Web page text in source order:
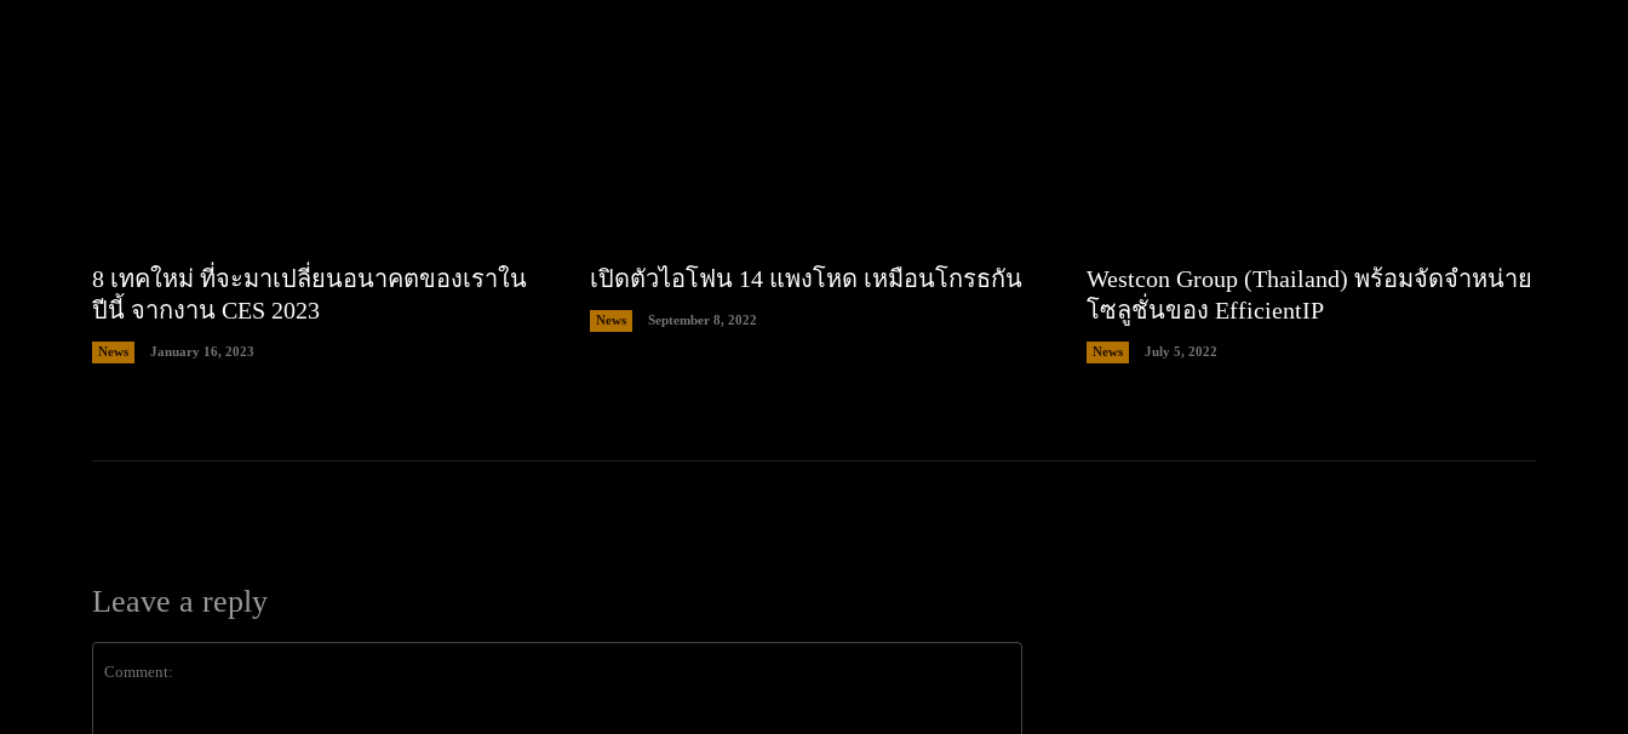
8 เทคใหม่ ที่จะมาเปลี่ยนอนาคตของเราใน
ปีนี้ จากงาน CES 2023
News January 16, 2023
เปิดตัวไอโฟน 14 แพงโหด เหมือนโกรธกัน
News September 8, 2022
Westcon Group (Thailand) พร้อมจัดจำหน่าย
โซลูชั่นของ EfficientIP
News July 5, 2022
Leave a reply